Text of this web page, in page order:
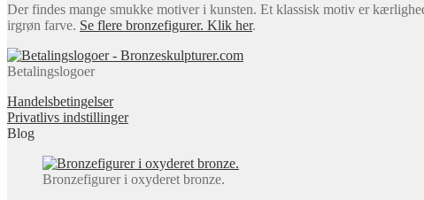
Der findes mange smukke motiver i kunsten. Et klassisk motiv er
irgrøn farve. Se flere bronzefigurer. Klik her.
Betalingslogoer
Handelsbetingelser
Privatlivs indstillinger
Blog
Bronzefigurer i oxyderet bronze.